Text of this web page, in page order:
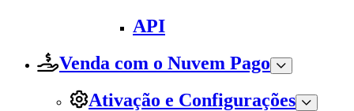
API
Venda com o Nuvem Pago
Ativação e Configurações